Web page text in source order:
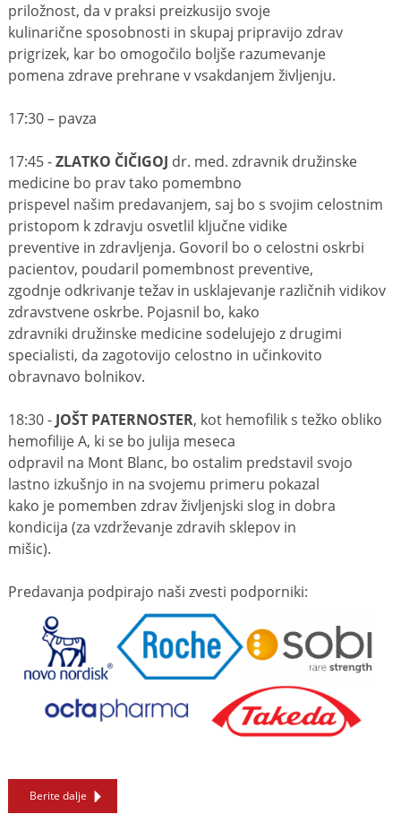
priložnost, da v praksi preizkusijo svoje
kulinarične sposobnosti in skupaj pripravijo zdrav
prigrizek, kar bo omogočilo boljše razumevanje
pomena zdrave prehrane v vsakdanjem življenju.
17:30 – pavza
17:45 -ZLATKO ČIČIGOJ dr. med. zdravnik družinske
medicine bo prav tako pomembno
prispevel našim predavanjem, saj bo s svojim celostnim
pristopom k zdravju osvetlil ključne vidike
preventive in zdravljenja. Govoril bo o celostni oskrbi
pacientov, poudaril pomembnost preventive,
zgodnje odkrivanje težav in usklajevanje različnih vidikov
zdravstvene oskrbe. Pojasnil bo, kako
zdravniki družinske medicine sodelujejo z drugimi
specialisti, da zagotovijo celostno in učinkovito
obravnavo bolnikov.
18:30 - JOŠT PATERNOSTER, kot hemofilik s težko obliko
hemofilije A, ki se bo julija meseca
odpravil na Mont Blanc, bo ostalim predstavil svojo
lastno izkušnjo in na svojemu primeru pokazal
kako je pomemben zdrav življenjski slog in dobra
kondicija (za vzdrževanje zdravih sklepov in
mišic).
Predavanja podpirajo naši zvesti podporniki:
Berite dalje